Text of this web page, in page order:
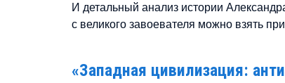
И детальный анализ истории
с великого завоевателя можно взять
«Западная цивилизация: